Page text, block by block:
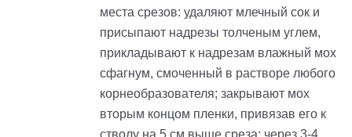
места срезов: удаляют млечный сок и
присыпают надрезы толченым углем,
прикладывают к надрезам влажный мох
сфагнум, смоченный в растворе любого
корнеобразователя; закрывают мох
вторым концом пленки, привязав его к
стволу на 5 см выше среза; через 3-4